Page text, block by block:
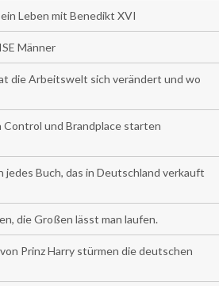
Leben mit Benedikt XVI
Männer
die Arbeitswelt sich verändert und wo
Control und Brandplace starten
jedes Buch, das in Deutschland verkauft
die Großen lässt man laufen.
Prinz Harry stürmen die deutschen